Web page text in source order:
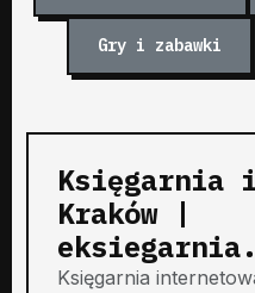
Gry i zabawki
Księgarnia
Kraków |
Księgarnia